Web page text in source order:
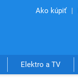
Ako kúpiť
Elektro a TV